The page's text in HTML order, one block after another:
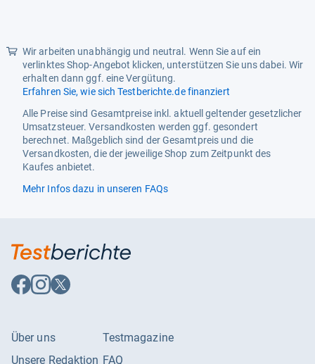
Wir arbeiten unabhängig und neutral. Wenn Sie auf ein
verlinktes Shop-Angebot klicken, unterstützen Sie uns dabei. Wir
erhalten dann ggf. eine Vergütung.
Erfahren Sie, wie sich Testberichte.de finanziert
Alle Preise sind Gesamtpreise inkl. aktuell geltender gesetzlicher
Umsatzsteuer. Versandkosten werden ggf. gesondert
berechnet. Maßgeblich sind der Gesamtpreis und die
Versandkosten, die der jeweilige Shop zum Zeitpunkt des
Kaufes anbietet.
Mehr Infos dazu in unseren FAQs
Auf
Facebook
Auf
Instagram
Auf
X
Über uns
Unsere Redaktion
Testmagazine
FAQ